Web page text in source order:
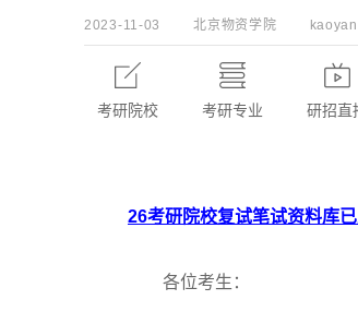
2023-11-03 北京物资学院
考研院校 考研专业 研招直
26考研院校复试笔试资料库
各位考生：